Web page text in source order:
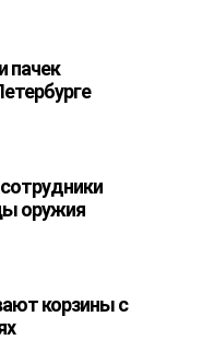
пачек
оружия
корзины с